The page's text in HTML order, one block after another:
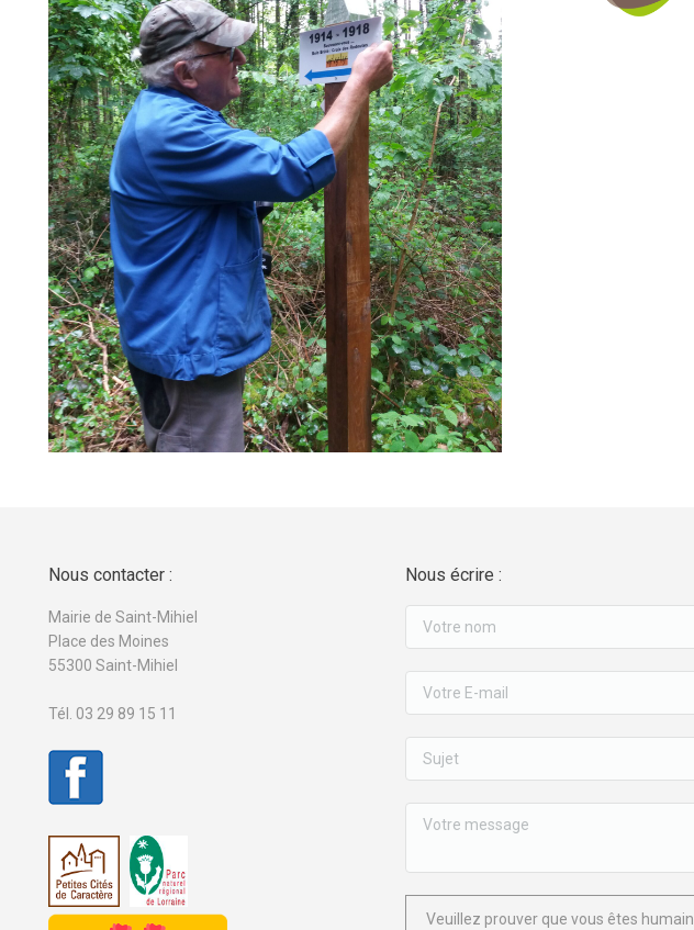
Nous contacter :
Mairie de Saint-Mihiel
Place des Moines
55300 Saint-Mihiel
Tél. 03 29 89 15 11
Nous écrire :
Veuillez prouver que vous êtes humain